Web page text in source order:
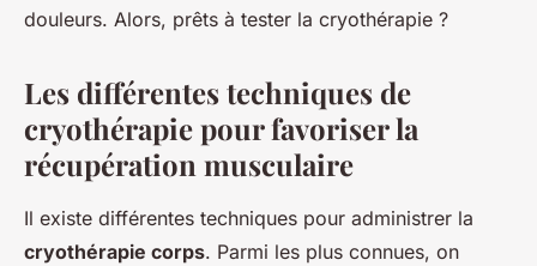
douleurs. Alors, prêts à tester la cryothérapie ?
Les différentes techniques de
cryothérapie pour favoriser la
récupération musculaire
Il existe différentes techniques pour administrer la
cryothérapie corps. Parmi les plus connues, on